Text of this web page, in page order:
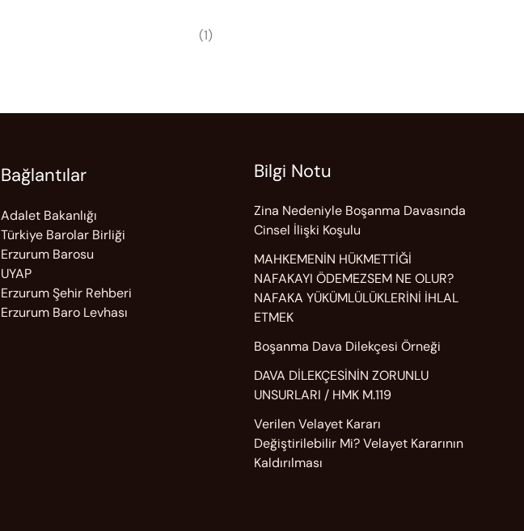
(1)
Bağlantılar
Adalet Bakanlığı
Türkiye Barolar Birliği
Erzurum Barosu
UYAP
Erzurum Şehir Rehberi
Erzurum Baro Levhası
Bilgi Notu
Zina Nedeniyle Boşanma Davasında
Cinsel İlişki Koşulu
MAHKEMENİN HÜKMETTİĞİ
NAFAKAYI ÖDEMEZSEM NE OLUR?
NAFAKA YÜKÜMLÜLÜKLERİNİ İHLAL
ETMEK
Boşanma Dava Dilekçesi Örneği
DAVA DİLEKÇESİNİN ZORUNLU
UNSURLARI / HMK M.119
Verilen Velayet Kararı
Değiştirilebilir Mi? Velayet Kararının
Kaldırılması